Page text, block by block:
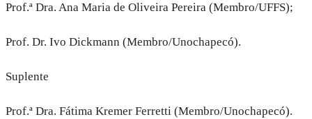
Prof.ª Dra. Ana Maria de Oliveira Pereira (Membro/UFFS);
Prof. Dr. Ivo Dickmann (Membro/Unochapecó).
Suplente
Prof.ª Dra. Fátima Kremer Ferretti (Membro/Unochapecó).